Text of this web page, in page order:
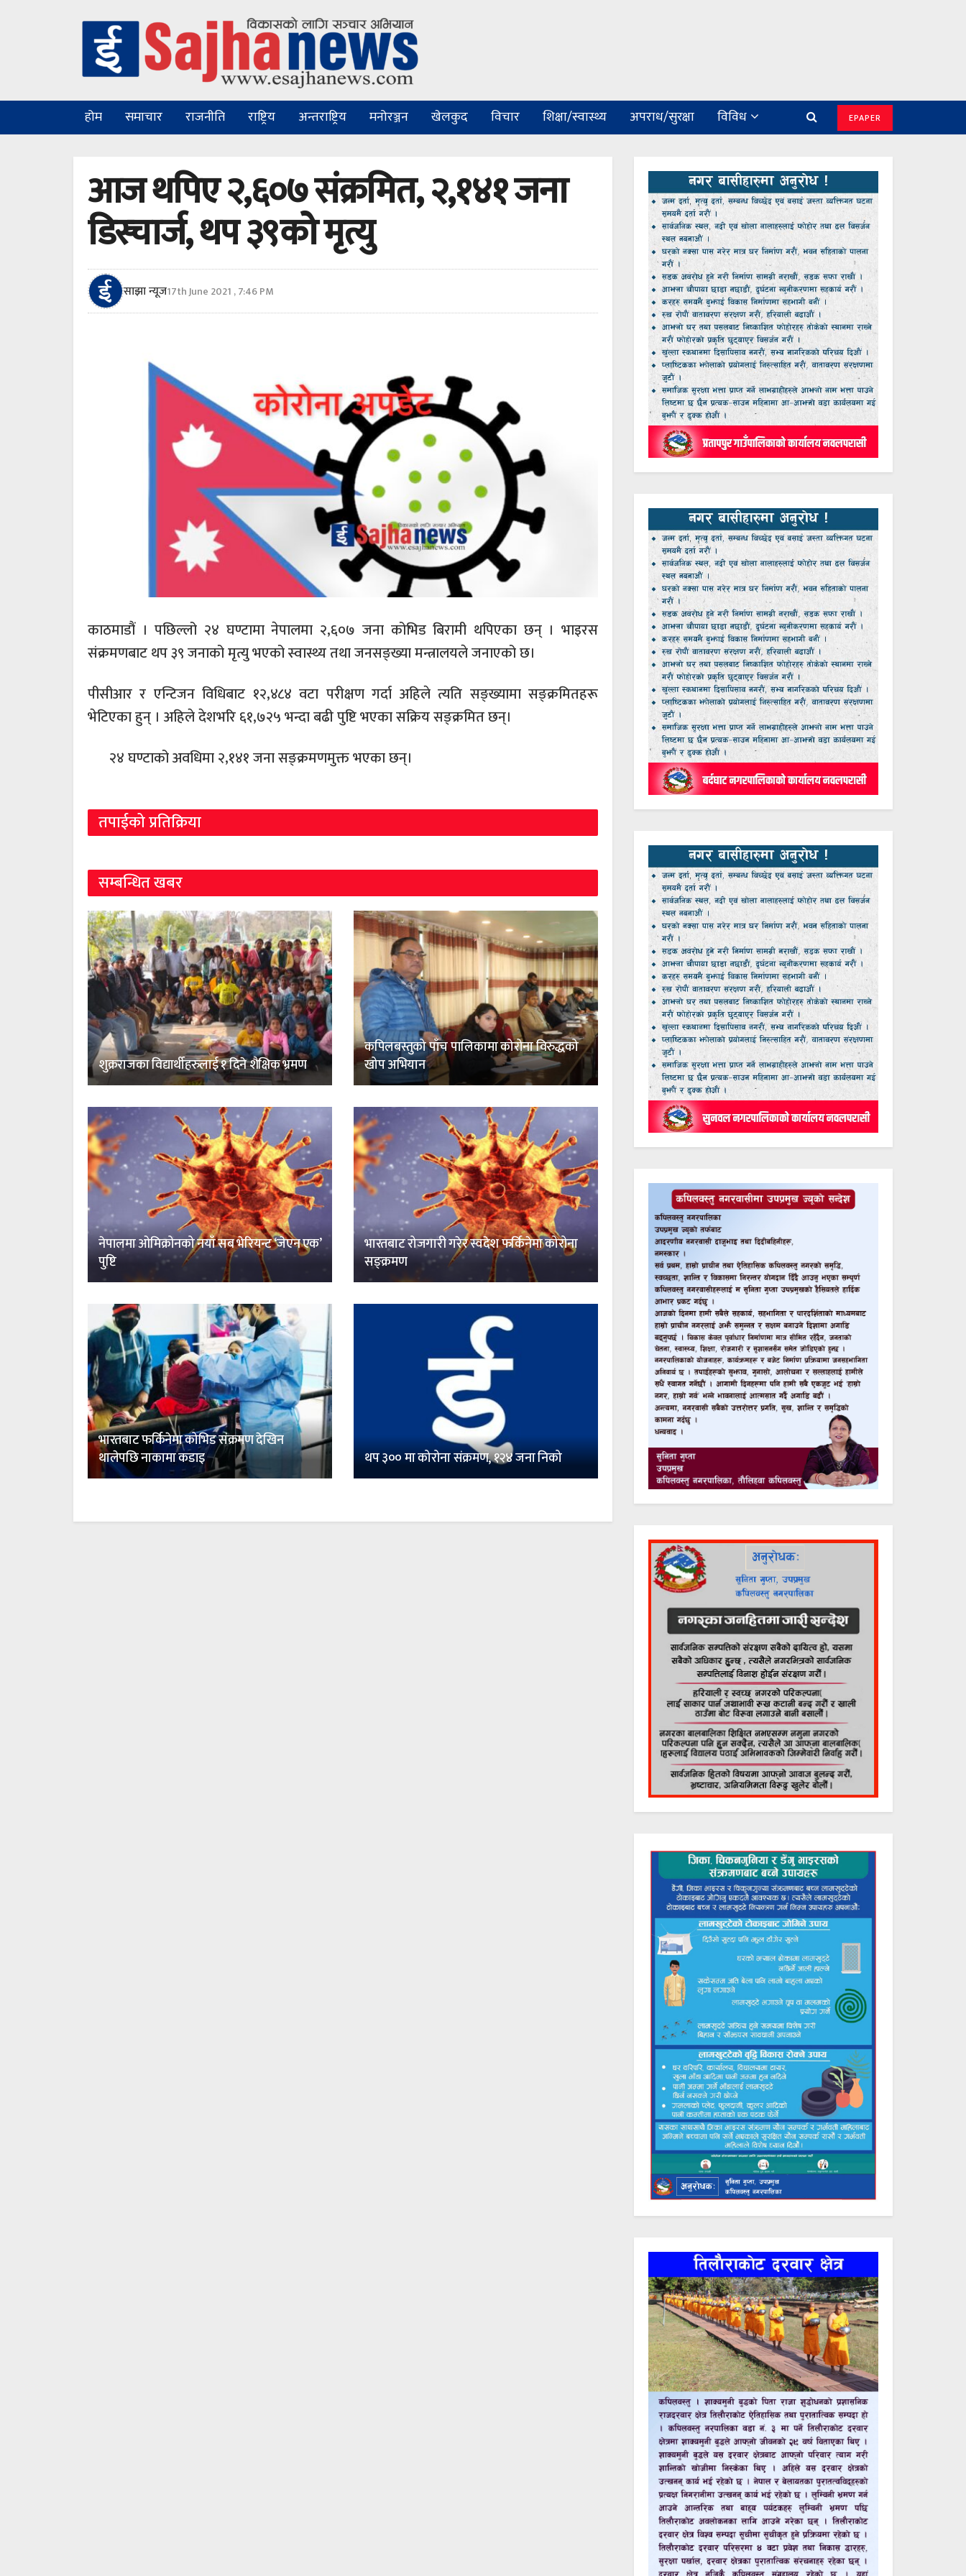
होम समाचार राजनीति राष्ट्रिय अन्तराष्ट्रिय मनोरञ्जन खेलकुद विचार शिक्षा/स्वास्थ्य अपराध/सुरक्षा विविध EPAPER
आज थपिए २,६०७ संक्रमित, २,१४१ जना
डिस्चार्ज, थप ३९को मृत्यु
साझा न्यूज17th June 2021 , 7:46 PM
काठमाडौं । पछिल्लो २४ घण्टामा नेपालमा २,६०७ जना कोभिड बिरामी थपिएका छन् । भाइरस
संक्रमणबाट थप ३९ जनाको मृत्यु भएको स्वास्थ्य तथा जनसङ्ख्या मन्त्रालयले जनाएको छ।
पीसीआर र एन्टिजन विधिबाट १२,४८४ वटा परीक्षण गर्दा अहिले त्यति सङ्ख्यामा सङ्क्रमितहरू
भेटिएका हुन् । अहिले देशभरि ६१,७२५ भन्दा बढी पुष्टि भएका सक्रिय सङ्क्रमित छन्।
२४ घण्टाको अवधिमा २,१४१ जना सङ्क्रमणमुक्त भएका छन्।
तपाईको प्रतिक्रिया
सम्बन्धित खबर
शुक्रराजका विद्यार्थीहरुलाई १ दिने शैक्षिक भ्रमण
कपिलबस्तुको पाँच पालिकामा कोरोना विरुद्धको
खोप अभियान
नेपालमा ओमिक्रोनको नयाँ सब भेरियन्ट ‘जेएन एक’
पुष्टि
भारतबाट रोजगारी गरेर स्वदेश फर्किनेमा कोरोना
सङ्क्रमण
भारतबाट फर्किनेमा कोभिड संक्रमण देखिन
थालेपछि नाकामा कडाइ
थप ३०० मा कोरोना संक्रमण, १२४ जना निको